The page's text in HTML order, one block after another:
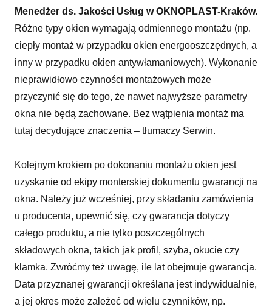
Menedżer ds. Jakości Usług w OKNOPLAST-Kraków.
Różne typy okien wymagają odmiennego montażu (np.
ciepły montaż w przypadku okien energooszczędnych, a
inny w przypadku okien antywłamaniowych). Wykonanie
nieprawidłowo czynności montażowych może
przyczynić się do tego, że nawet najwyższe parametry
okna nie będą zachowane. Bez wątpienia montaż ma
tutaj decydujące znaczenia – tłumaczy Serwin.
Kolejnym krokiem po dokonaniu montażu okien jest
uzyskanie od ekipy monterskiej dokumentu gwarancji na
okna. Należy już wcześniej, przy składaniu zamówienia
u producenta, upewnić się, czy gwarancja dotyczy
całego produktu, a nie tylko poszczególnych
składowych okna, takich jak profil, szyba, okucie czy
klamka. Zwróćmy też uwagę, ile lat obejmuje gwarancja.
Data przyznanej gwarancji określana jest indywidualnie,
a jej okres może zależeć od wielu czynników, np.